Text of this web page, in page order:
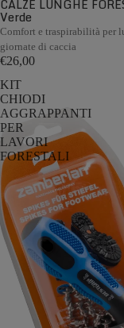
CALZE LUNGHE
Verde
Comfort e traspirabilità per
giornate di caccia
€26,00
KIT
CHIODI
AGGRAPPANTI
PER
LAVORI
FORESTALI